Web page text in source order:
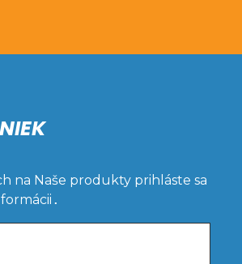
na Naše produkty prihláste sa
.